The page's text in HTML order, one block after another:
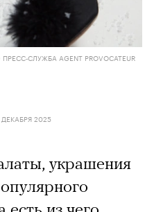
СЛУЖБА AGENT PROVOCATEUR
ДЕКАБРЯ 2025
украшения